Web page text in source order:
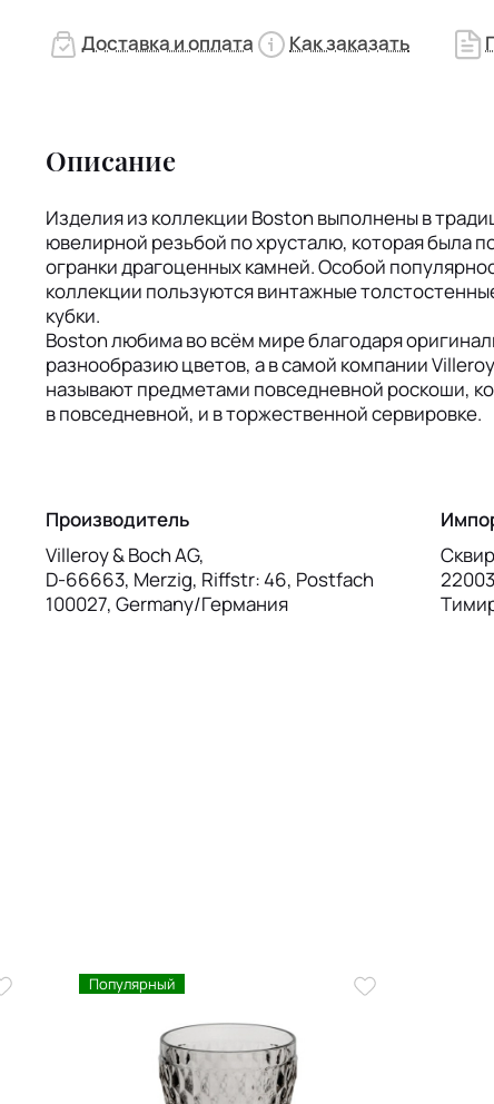
Доставка и оплата Как заказать
Описание
Изделия из коллекции Boston выполнены в
ювелирной резьбой по хрусталю, которая была
огранки драгоценных камней. Особой
коллекции пользуются винтажные
кубки.
Boston любима во всём мире благодаря
разнообразию цветов, а в самой компании
называют предметами повседневной роскоши,
в повседневной, и в торжественной сервировке.
Производитель
Villeroy & Boch AG,
D-66663, Merzig, Riffstr: 46, Postfach
100027, Germany/Германия
Популярный